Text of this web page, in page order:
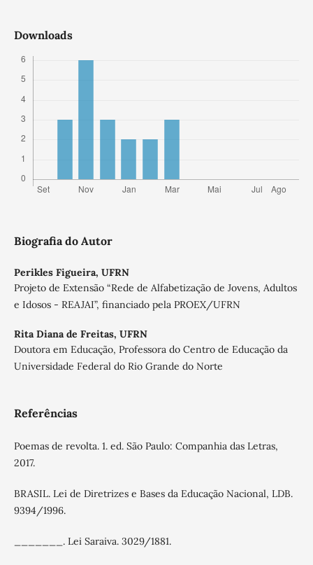
Downloads
Biografia do Autor
Perikles Figueira, UFRN
Projeto de Extensão “Rede de Alfabetização de Jovens, Adultos
e Idosos - REAJAI”, financiado pela PROEX/UFRN
Rita Diana de Freitas, UFRN
Doutora em Educação, Professora do Centro de Educação da
Universidade Federal do Rio Grande do Norte
Referências
Poemas de revolta. 1. ed. São Paulo: Companhia das Letras,
2017.
BRASIL. Lei de Diretrizes e Bases da Educação Nacional, LDB.
9394/1996.
_______. Lei Saraiva. 3029/1881.